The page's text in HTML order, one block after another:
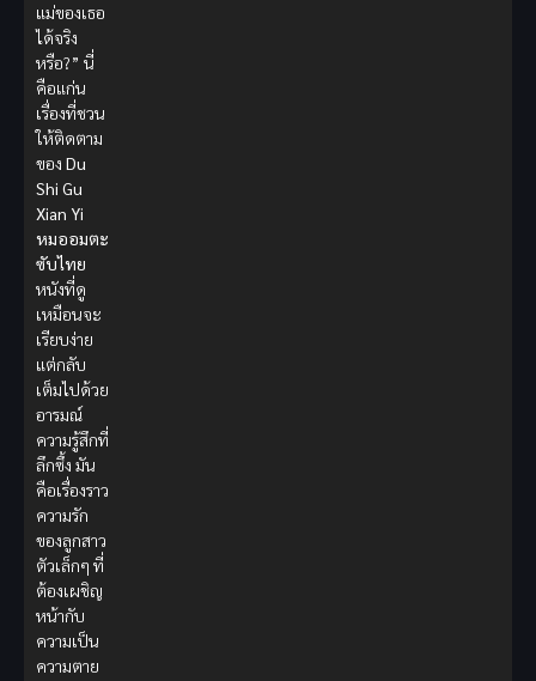
แม่ของเธอ
ได้จริง
หรือ?” นี่
คือแก่น
เรื่องที่ชวน
ให้ติดตาม
ของ Du
Shi Gu
Xian Yi
หมออมตะ
ซับไทย
หนังที่ดู
เหมือนจะ
เรียบง่าย
แต่กลับ
เต็มไปด้วย
อารมณ์
ความรู้สึกที่
ลึกซึ้ง มัน
คือเรื่องราว
ความรัก
ของลูกสาว
ตัวเล็กๆ ที่
ต้องเผชิญ
หน้ากับ
ความเป็น
ความตาย